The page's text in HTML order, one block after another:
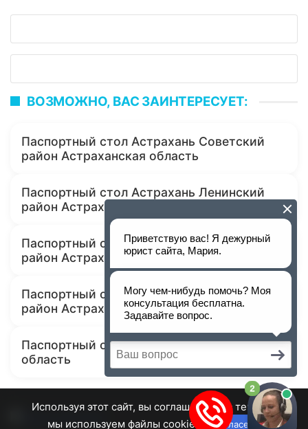
ВОЗМОЖНО, ВАС ЗАИНТЕРЕСУЕТ:
Паспортный стол Астрахань Советский
район Астраханская область
Паспортный стол Астрахань Ленинский
район Астраханская область
Паспортный стол Астрахань Трусовский
район Астраханская область
Паспортный стол Астрахань Кировский
район Астраханская область
Паспортный стол Ахтубинск Астраханская
область
Используя этот сайт, вы соглашаетесь с тем, что
мы используем файлы cookie.
Согласен